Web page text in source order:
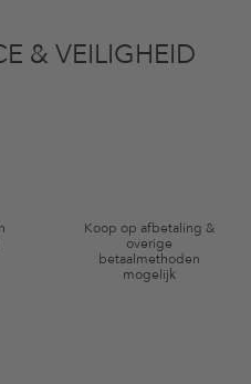
& VEILIGHEID
Koop op afbetaling &
overige
betaalmethoden
mogelijk